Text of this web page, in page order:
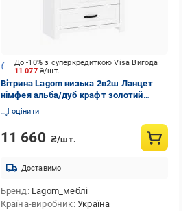
11 077 ₴/шт.
До -10% з суперкредиткою Visa Вигода
Вітрина Lagom низька 2в2ш Ланцет
німфея альба/дуб крафт золотий
1400х937х407 мм
оцінити
11 660 ₴/шт.
Доставимо
Бренд Lagom_меблі
Країна-виробник Україна